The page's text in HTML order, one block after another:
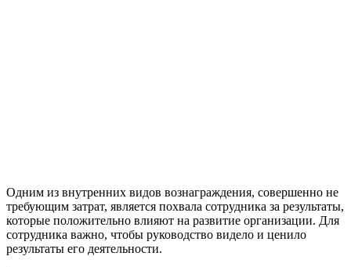
Одним из внутренних видов вознаграждения, совершенно не
требующим затрат, является похвала сотрудника за результаты,
которые положительно влияют на развитие организации. Для
сотрудника важно, чтобы руководство видело и ценило
результаты его деятельности.